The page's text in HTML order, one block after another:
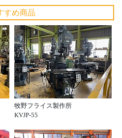
すめ商品
牧野フライス製作所
KVJP-55